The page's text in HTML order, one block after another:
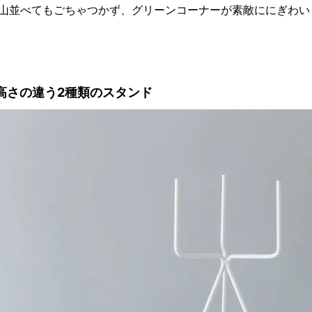
並べてもごちゃつかず、グリーンコーナーが素敵ににぎわ
さの違う2種類のスタンド